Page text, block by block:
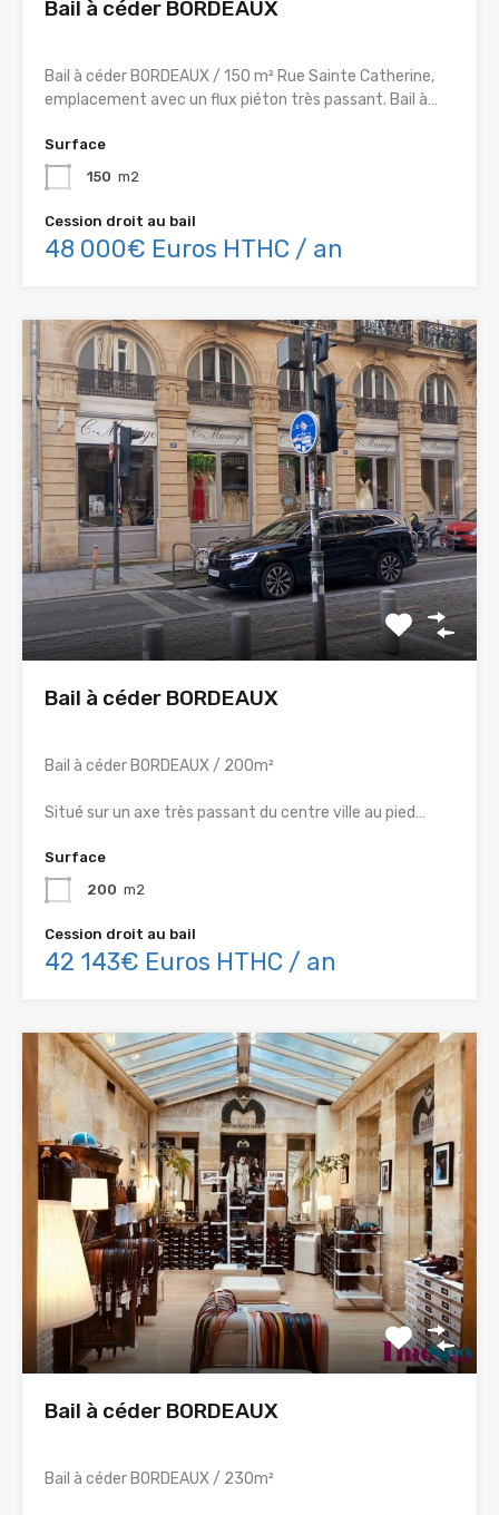
Bail à céder BORDEAUX
Bail à céder BORDEAUX / 150 m² Rue Sainte Catherine,
emplacement avec un flux piéton très passant. Bail à…
Surface
150 m2
Cession droit au bail
48 000€ Euros HTHC / an
Bail à céder BORDEAUX
Bail à céder BORDEAUX / 200m²
Situé sur un axe très passant du centre ville au pied…
Surface
200 m2
Cession droit au bail
42 143€ Euros HTHC / an
Bail à céder BORDEAUX
Bail à céder BORDEAUX / 230m²